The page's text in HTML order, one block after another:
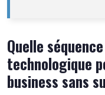
Quelle
technologique
business sans